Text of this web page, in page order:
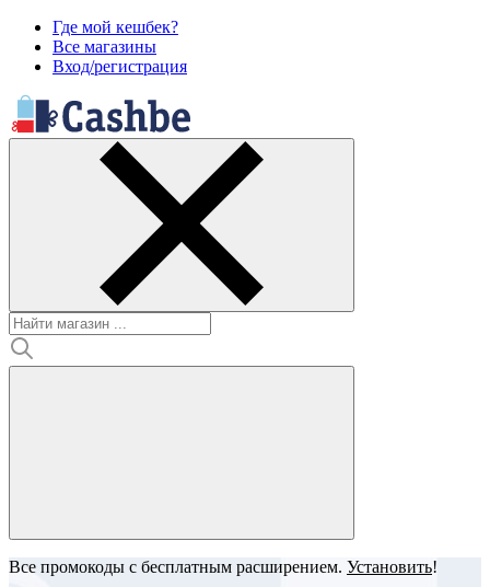
Где мой кешбек?
Все магазины
Вход/регистрация
Все промокоды с бесплатным расширением. Установить!